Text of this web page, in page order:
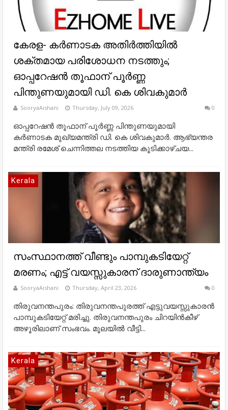
കേരള- കർണാടക അതിർത്തിയിൽ
ശക്തമായ പരിശോധന നടത്തും;
ഓപ്പറേഷൻ തൂഫാന് പൂർണ്ണ
പിന്തുണയുമായി ഡി. കെ ശിവകുമാർ
SooryaAishani Thursday, July 09, 2026 0
ഓപ്പറേഷൻ തൂഫാന് പൂർണ്ണ പിന്തുണയുമായി
കർണാടക മുഖ്യമന്ത്രി ഡി. കെ ശിവകുമാർ. ആഭ്യന്തര
മന്ത്രി രമേശ് ചെന്നിത്തല നടത്തിയ കൂടിക്കാഴ്ചയ...
Kerala
സംസ്ഥാനത്ത് വീണ്ടും പാമ്പുകടിയേറ്റ്
മരണം; എട്ട് വയസ്സുകാരന് ദാരുണാന്ത്യം
SooryaAishani Thursday, April 23, 2026 0
തിരുവനന്തപുരം: തിരുവനന്തപുരത്ത് എട്ടുവയസ്സുകാരൻ
പാമ്പുകടിയേറ്റ് മരിച്ചു. തിരുവനന്തപുരം ചിറയിൻകീഴ്
അഴൂരിലാണ് സംഭവം. മൂലയിൽ വീട്ടി...
Kerala